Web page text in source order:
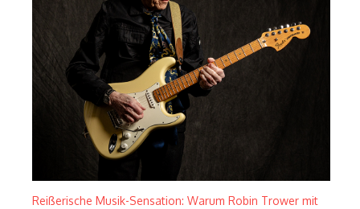
Reißerische Musik-Sensation: Warum Robin Trower mit